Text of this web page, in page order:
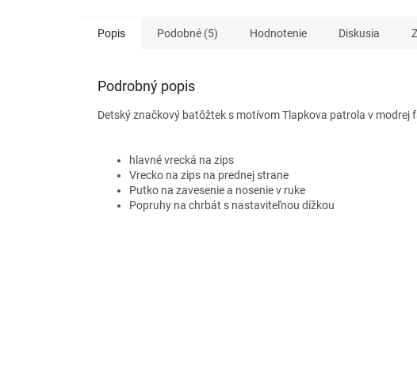
Popis Podobné (5) Hodnotenie Diskusia
Podrobný popis
Detský značkový batôžtek s motívom Tlapkova patrola v modrej
hlavné vrecká na zips
Vrecko na zips na prednej strane
Putko na zavesenie a nosenie v ruke
Popruhy na chrbát s nastaviteľnou dížkou